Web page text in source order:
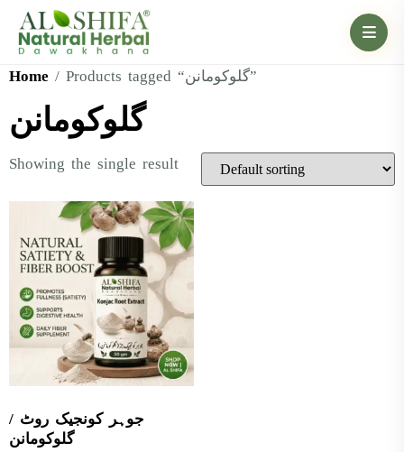
Home / Products tagged “گلوکومانن”
گلوکومانن
Showing the single result
جوہر کونجیک روٹ /
گلوکومانن